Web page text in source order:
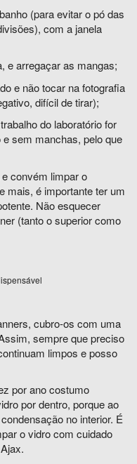
(para evitar o pó das
com a janela
e arregaçar as mangas;
e não tocar na fotografia
difícil de tirar);
do laboratório for
sem manchas, pelo que
convém limpar o
mais, é importante ter um
Não esquecer
(tanto o superior como
cubro-os com uma
sempre que preciso
limpos e posso
por ano costumo
por dentro, porque ao
no interior. É
o vidro com cuidado